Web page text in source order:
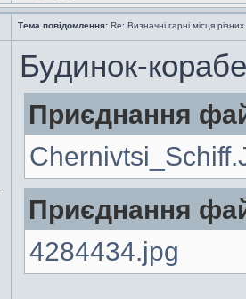
Тема повідомлення: Re: Визначні гарні місця
Будинок-
Приєднання
Приєднання
4284434.jpg